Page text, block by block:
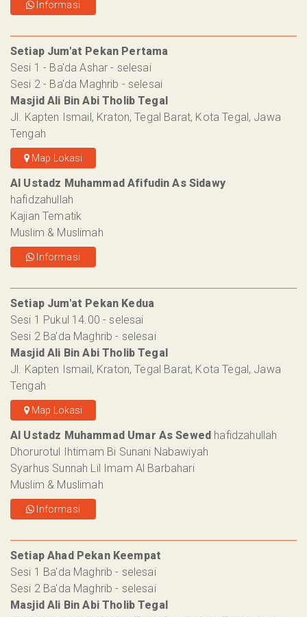
Informasi
Setiap Jum'at Pekan Pertama
Sesi 1 - Ba'da Ashar - selesai
Sesi 2 - Ba'da Maghrib - selesai
Masjid Ali Bin Abi Tholib Tegal
Jl. Kapten Ismail, Kraton, Tegal Barat, Kota Tegal, Jawa
Tengah
Map Lokasi
Al Ustadz Muhammad Afifudin As Sidawy
hafidzahullah
Kajian Tematik
Muslim & Muslimah
Informasi
Setiap Jum'at Pekan Kedua
Sesi 1 Pukul 14.00 - selesai
Sesi 2 Ba'da Maghrib - selesai
Masjid Ali Bin Abi Tholib Tegal
Jl. Kapten Ismail, Kraton, Tegal Barat, Kota Tegal, Jawa
Tengah
Map Lokasi
Al Ustadz Muhammad Umar As Sewed hafidzahullah
Dhorurotul Ihtimam Bi Sunani Nabawiyah
Syarhus Sunnah Lil Imam Al Barbahari
Muslim & Muslimah
Informasi
Setiap Ahad Pekan Keempat
Sesi 1 Ba'da Maghrib - selesai
Sesi 2 Ba'da Maghrib - selesai
Masjid Ali Bin Abi Tholib Tegal